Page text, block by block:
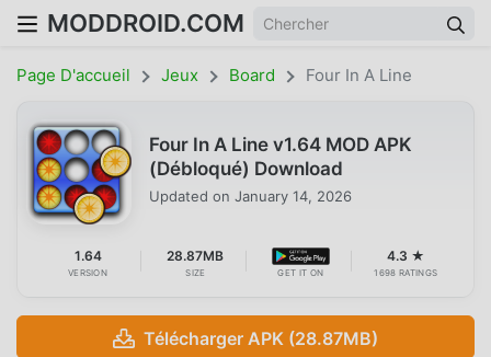
MODDROID.COM
Page D'accueil Jeux Board Four In A Line
Four In A Line v1.64 MOD APK
(Débloqué) Download
Updated on January 14, 2026
1.64
VERSION
28.87MB
SIZE GET IT ON
4.3 ★
1698 RATINGS
Télécharger APK (28.87MB)